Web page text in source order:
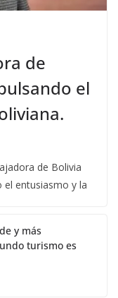
de
el
de Bolivia
el entusiasmo y la
y más
turismo es